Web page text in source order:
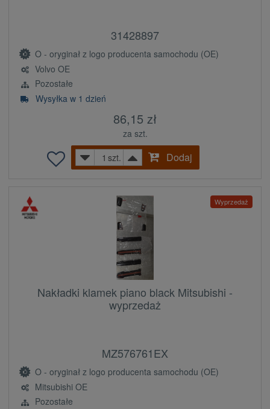
31428897
O - oryginał z logo producenta samochodu (OE)
Volvo OE
Pozostałe
Wysyłka w 1 dzień
86,15 zł
za szt.
szt.
Dodaj
Wyprzedaż
Nakładki klamek piano black Mitsubishi -
wyprzedaż
MZ576761EX
O - oryginał z logo producenta samochodu (OE)
Mitsubishi OE
Pozostałe